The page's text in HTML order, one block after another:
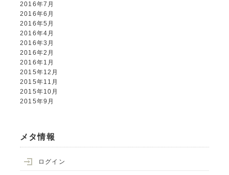
2016年7月
2016年6月
2016年5月
2016年4月
2016年3月
2016年2月
2016年1月
2015年12月
2015年11月
2015年10月
2015年9月
メタ情報
ログイン